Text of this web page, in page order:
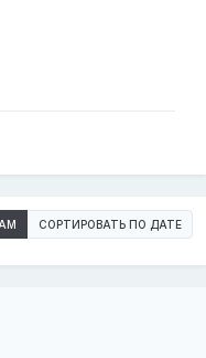
СОРТИРОВАТЬ ПО ДАТЕ